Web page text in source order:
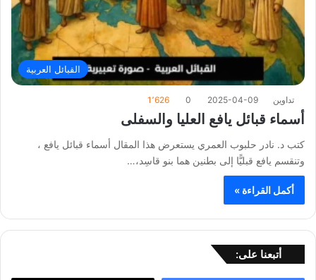
القبائل العربية
تداوين 2025-04-09
0 1٬626
أسماء قبائل يافع العليا والسفلى
كتب د. نادر حلبوب العمري يستعرض هذا المقال أسماء قبائل يافع ،
وتنقسم يافع قبليًّا إلى بطنين هما بنو قاسِد،…
أكمل القراءة »
أتبعنا على: